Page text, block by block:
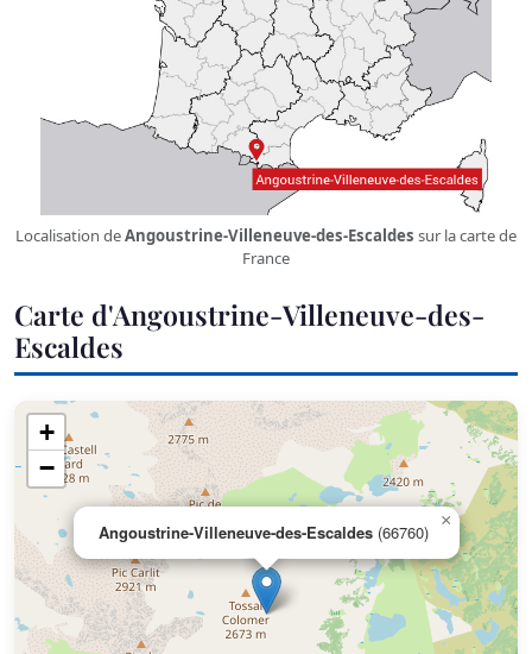
Localisation deAngoustrine-Villeneuve-des-Escaldes sur la carte de
France
Carte d'Angoustrine-Villeneuve-des-
Escaldes
Angoustrine-Villeneuve-des-Escaldes (66760)
×
+
−